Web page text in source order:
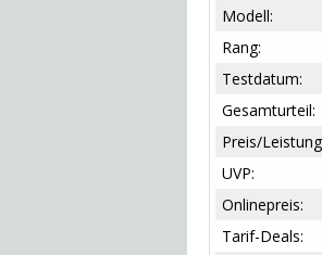
Modell:
Rang:
Testdatum:
Gesamturteil:
Preis/
UVP:
Onlinepreis:
Tarif-Deals: